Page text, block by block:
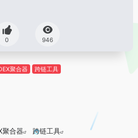
0 946
聚合器 跨链工具
聚合器
跨链工具